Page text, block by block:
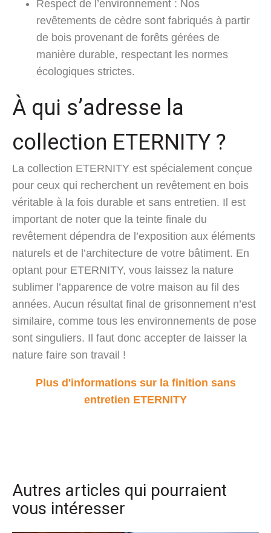
Respect de l’environnement : Nos
revêtements de cèdre sont fabriqués à partir
de bois provenant de forêts gérées de
manière durable, respectant les normes
écologiques strictes.
À qui s’adresse la
collection ETERNITY ?
La collection ETERNITY est spécialement conçue
pour ceux qui recherchent un revêtement en bois
véritable à la fois durable et sans entretien. Il est
important de noter que la teinte finale du
revêtement dépendra de l’exposition aux éléments
naturels et de l’architecture de votre bâtiment. En
optant pour ETERNITY, vous laissez la nature
sublimer l’apparence de votre maison au fil des
années. Aucun résultat final de grisonnement n’est
similaire, comme tous les environnements de pose
sont singuliers. Il faut donc accepter de laisser la
nature faire son travail !
Plus d'informations sur la finition sans
entretien ETERNITY
Autres articles qui pourraient
vous intéresser